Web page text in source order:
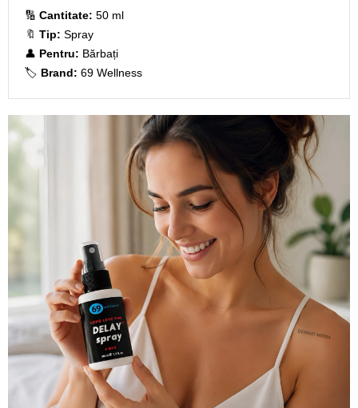
🔢 Cantitate: 50 ml
🔖 Tip: Spray
👤 Pentru: Bărbați
🏷️ Brand: 69 Wellness